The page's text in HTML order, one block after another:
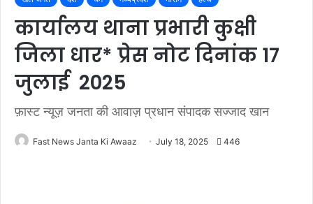
कार्यालय थाना प्रभारी कुक्षी
जिला धार* प्रेस नोट दिनांक 17
जुलाई 2025
फ़ास्ट न्यूज़ जनता की आवाज़ प्रधान संपादक सज्जाद खान
Fast News Janta Ki Awaaz July 18, 2025 446